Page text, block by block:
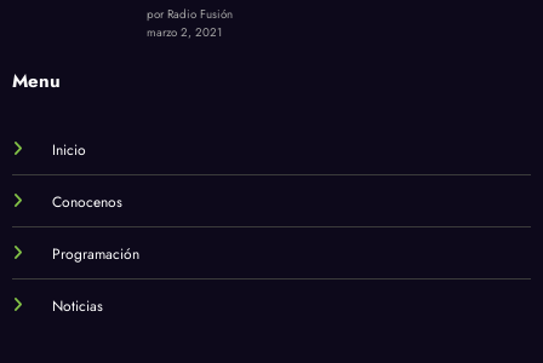
por Radio Fusión
marzo 2, 2021
Menu
Inicio
Conocenos
Programación
Noticias